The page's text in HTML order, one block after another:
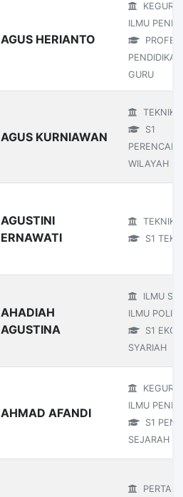
AGUS HERIANTO
ILMU
PROFESI
GURU
AGUS KURNIAWAN
TEKNIK
S1
WILAYAH
AGUSTINI
ERNAWATI
TEKNIK
S1
AHADIAH
AGUSTINA
ILMU
ILMU
S1
SYARIAH
AHMAD AFANDI
ILMU
S1
SEJARAH